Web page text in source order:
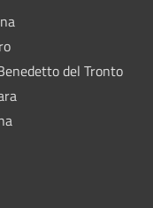
del Tronto